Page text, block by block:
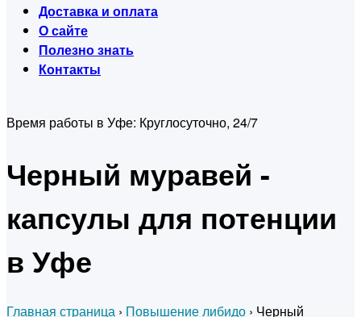
Доставка и оплата
О сайте
Полезно знать
Контакты
Время работы в Уфе: Круглосуточно, 24/7
Черный муравей -
капсулы для потенции
в Уфе
Главная страница › Повышение либидо › Черный